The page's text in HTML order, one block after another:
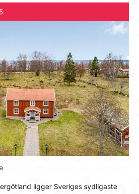
ligger Sveriges sydligaste